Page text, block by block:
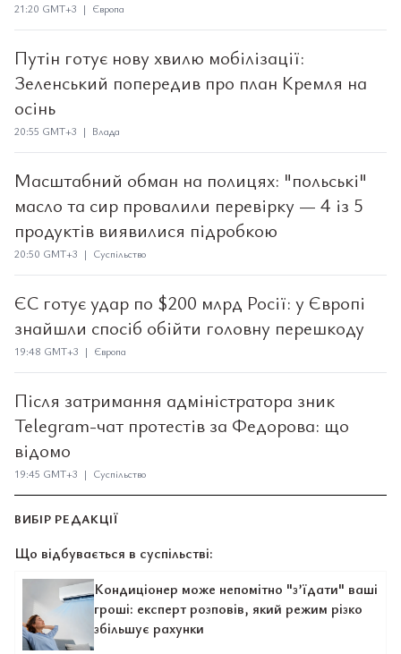
21:20 GMT+3 | Європа
Путін готує нову хвилю мобілізації:
Зеленський попередив про план Кремля на
осінь
20:55 GMT+3 | Влада
Масштабний обман на полицях: "польські"
масло та сир провалили перевірку — 4 із 5
продуктів виявилися підробкою
20:50 GMT+3 | Суспільство
ЄС готує удар по $200 млрд Росії: у Європі
знайшли спосіб обійти головну перешкоду
19:48 GMT+3 | Європа
Після затримання адміністратора зник
Telegram-чат протестів за Федорова: що
відомо
19:45 GMT+3 | Суспільство
ВИБІР РЕДАКЦІЇ
Що відбувається в суспільстві:
Кондиціонер може непомітно "з’їдати" ваші
гроші: експерт розповів, який режим різко
збільшує рахунки